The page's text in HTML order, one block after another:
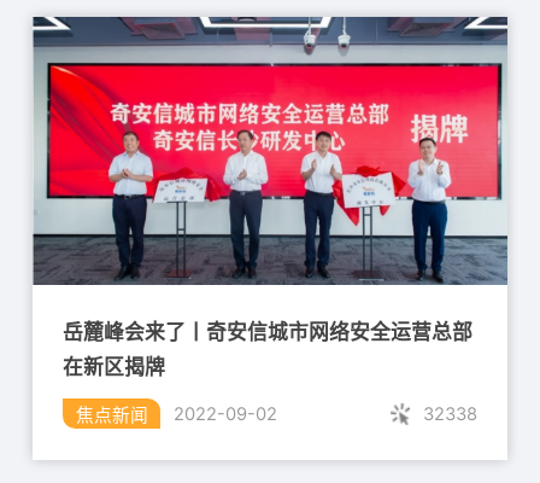
岳麓峰会来了丨奇安信城市网络安全运营总部
在新区揭牌
焦点新闻 2022-09-02 32338